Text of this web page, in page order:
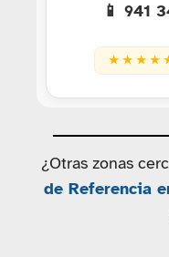
📱 941
★ ★ ★ ★
¿Otras zonas
de Referencia